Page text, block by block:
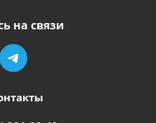
на связи